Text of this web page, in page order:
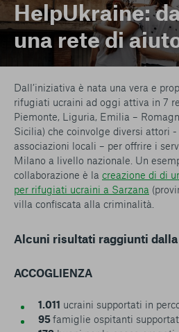
HelpUkraine:
una rete di
Dall’iniziativa è nata una vera e
rifugiati ucraini ad oggi attiva in 7
Piemonte, Liguria, Emilia –
Sicilia) che coinvolge diversi attori
associazioni locali – per offrire i
Milano a livello nazionale. Un
collaborazione è la creazione di di
per rifugiati ucraini a Sarzana
villa confiscata alla criminalità.
Alcuni risultati raggiunti
ACCOGLIENZA
1.011 ucraini supportati in
95famiglie ospitanti